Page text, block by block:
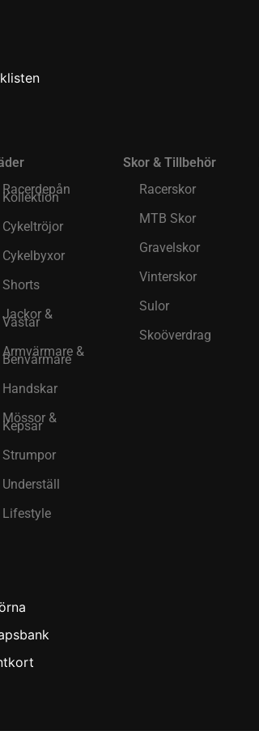
Racerdepån
Kollektion
Cykeltröjor
Cykelbyxor
Shorts
Jackor &
Västar
Armvärmare &
Benvärmare
Handskar
Mössor &
Kepsar
Strumpor
Underställ
Lifestyle
Skor & Tillbehör
Racerskor
MTB Skor
Gravelskor
Vinterskor
Sulor
Skoöverdrag